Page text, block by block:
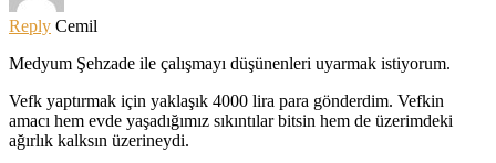
Reply Cemil
Medyum Şehzade ile çalışmayı düşünenleri uyarmak istiyorum.
Vefk yaptırmak için yaklaşık 4000 lira para gönderdim. Vefkin
amacı hem evde yaşadığımız sıkıntılar bitsin hem de üzerimdeki
ağırlık kalksın üzerineydi.